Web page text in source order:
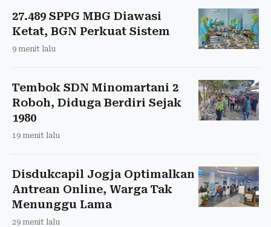
27.489 SPPG MBG Diawasi
Ketat, BGN Perkuat Sistem
9 menit lalu
Tembok SDN Minomartani 2
Roboh, Diduga Berdiri Sejak
1980
19 menit lalu
Disdukcapil Jogja Optimalkan
Antrean Online, Warga Tak
Menunggu Lama
29 menit lalu